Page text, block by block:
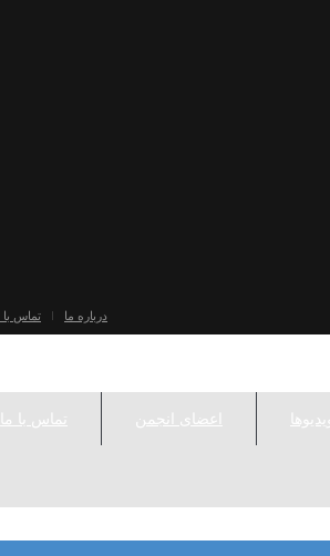
درباره ما تماس با
اعضای انجمن تماس با ما